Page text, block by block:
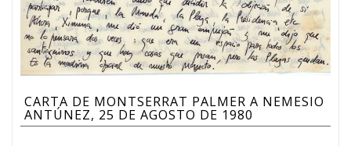
CARTA DE MONTSERRAT PALMER A NEMESIO
ANTÚNEZ, 25 DE AGOSTO DE 1980